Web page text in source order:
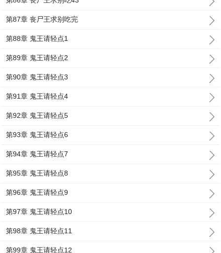
第87章 丧尸王求别吃完
第88章 鬼王请轻点1
第89章 鬼王请轻点2
第90章 鬼王请轻点3
第91章 鬼王请轻点4
第92章 鬼王请轻点5
第93章 鬼王请轻点6
第94章 鬼王请轻点7
第95章 鬼王请轻点8
第96章 鬼王请轻点9
第97章 鬼王请轻点10
第98章 鬼王请轻点11
第99章 鬼王请轻点12